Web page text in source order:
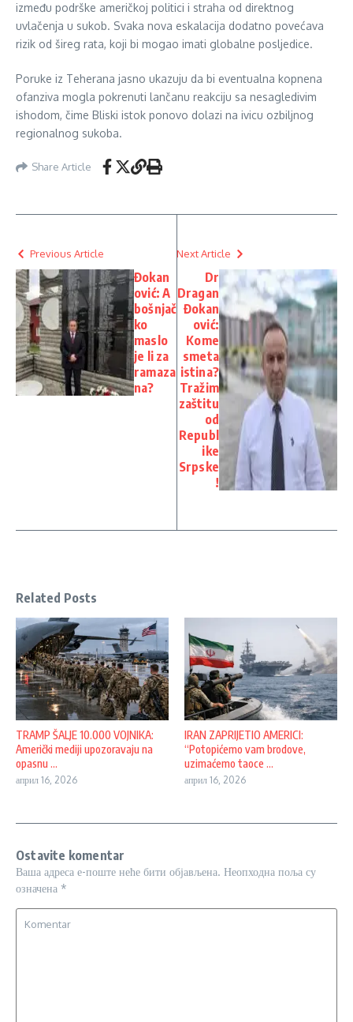
između podrške američkoj politici i straha od direktnog
uvlačenja u sukob. Svaka nova eskalacija dodatno povećava
rizik od šireg rata, koji bi mogao imati globalne posljedice.
Poruke iz Teherana jasno ukazuju da bi eventualna kopnena
ofanziva mogla pokrenuti lančanu reakciju sa nesagledivim
ishodom, čime Bliski istok ponovo dolazi na ivicu ozbiljnog
regionalnog sukoba.
Share Article
Previous Article
Đokan
ović: A
bošnjač
ko
maslo
je li za
ramaza
na?
Next Article
Dr
Dragan
Đokan
ović:
Kome
smeta
istina?
Tražim
zaštitu
od
Republ
ike
Srpske
!
Related Posts
TRAMP ŠALJE 10.000 VOJNIKA:
Američki mediji upozoravaju na
opasnu ...
април 16, 2026
IRAN ZAPRIJETIO AMERICI:
“Potopićemo vam brodove,
uzimaćemo taoce ...
април 16, 2026
Ostavite komentar
Ваша адреса е-поште неће бити објављена. Неопходна поља су
означена *